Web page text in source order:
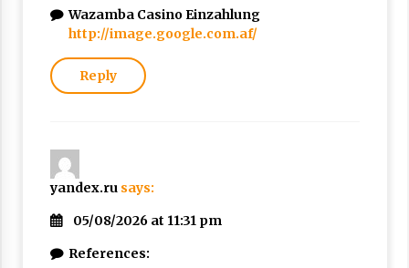
Wazamba Casino Einzahlung
http://image.google.com.af/
Reply
yandex.ru says:
05/08/2026 at 11:31 pm
References: